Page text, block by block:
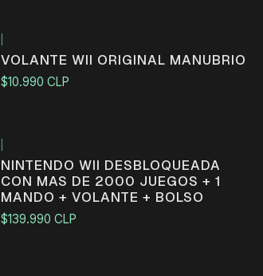
VOLANTE WII ORIGINAL MANUBRIO
$10.990 CLP
NINTENDO WII DESBLOQUEADA
CON MAS DE 2000 JUEGOS + 1
MANDO + VOLANTE + BOLSO
$139.990 CLP